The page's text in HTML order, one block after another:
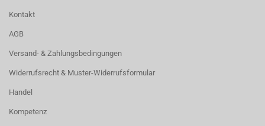
Kontakt
AGB
Versand- & Zahlungsbedingungen
Widerrufsrecht & Muster-Widerrufsformular
Handel
Kompetenz